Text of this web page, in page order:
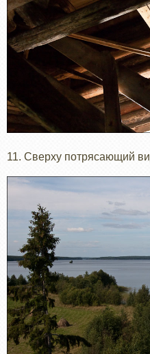
11. Сверху потрясающий